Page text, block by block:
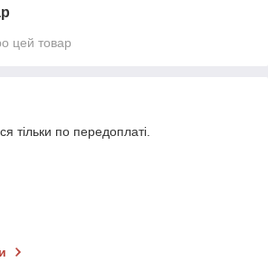
цей товар
тільки по передоплаті.